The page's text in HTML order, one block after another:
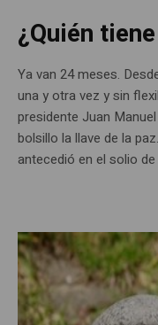
¿Quién
Ya van 24 meses.
una y otra vez y sin
presidente Juan
bolsillo la llave de la
antecedió en el solio